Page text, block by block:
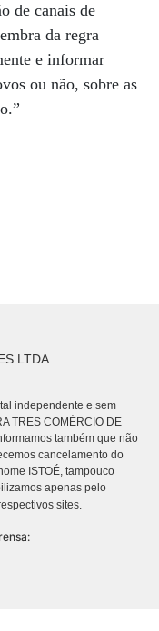
de canais de
da regra
e informar
ou não, sobre as
LTDA
independente e sem
TRES COMÉRCIO DE
também que não
cancelamento do
ISTOÉ, tampouco
apenas pelo
sites.